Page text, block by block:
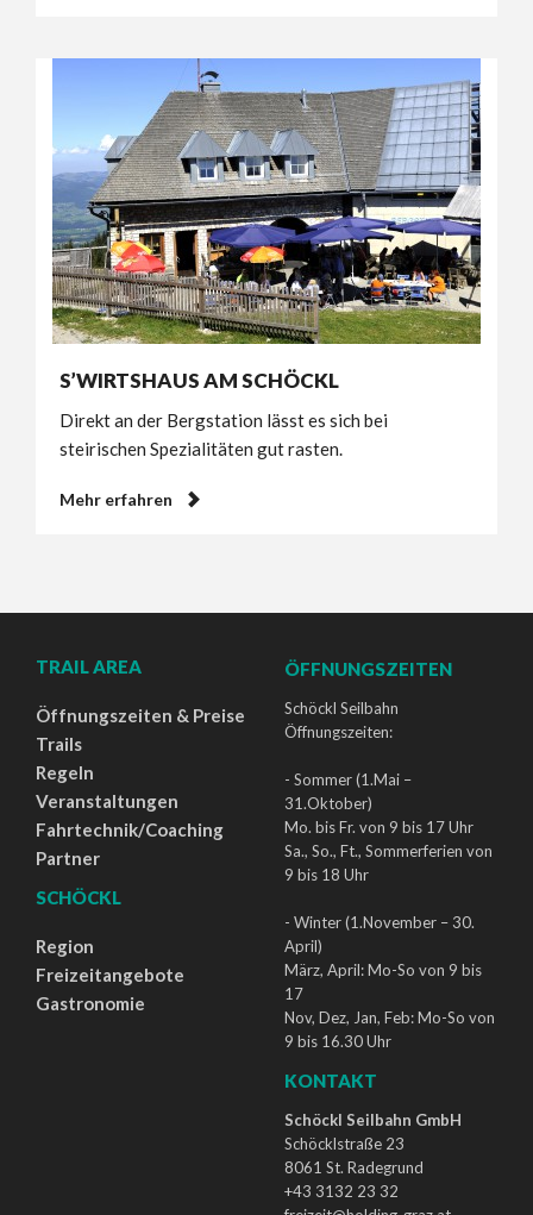
S’WIRTSHAUS AM SCHÖCKL
Direkt an der Bergstation lässt es sich bei
steirischen Spezialitäten gut rasten.
Mehr erfahren
TRAIL AREA
Öffnungszeiten & Preise
Trails
Regeln
Veranstaltungen
Fahrtechnik/Coaching
Partner
SCHÖCKL
Region
Freizeitangebote
Gastronomie
ÖFFNUNGSZEITEN
Schöckl Seilbahn
Öffnungszeiten:
- Sommer (1.Mai –
31.Oktober)
Mo. bis Fr. von 9 bis 17 Uhr
Sa., So., Ft., Sommerferien von
9 bis 18 Uhr
- Winter (1.November – 30.
April)
März, April: Mo-So von 9 bis
17
Nov, Dez, Jan, Feb: Mo-So von
9 bis 16.30 Uhr
KONTAKT
Schöckl Seilbahn GmbH
Schöcklstraße 23
8061 St. Radegrund
+43 3132 23 32